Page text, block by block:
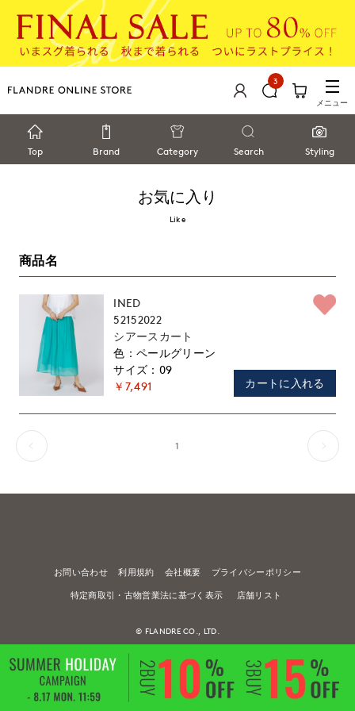
3
メニュー
Top Brand Category Search Styling
お気に入り
Like
商品名
INED
52152022
シアースカート
ペールグリーン
09
￥7,491
カートに入れる
1
お問い合わせ 利用規約 会社概要 プライバシーポリシー
特定商取引・古物営業法に基づく表示 店舗リスト
© FLANDRE CO., LTD.